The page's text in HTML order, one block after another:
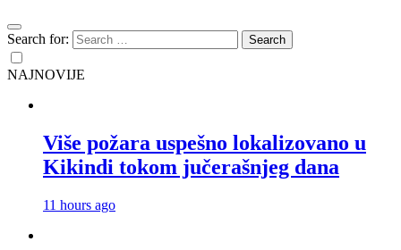
Search for:
NAJNOVIJE
Više požara uspešno lokalizovano u
Kikindi tokom jučerašnjeg dana
11 hours ago